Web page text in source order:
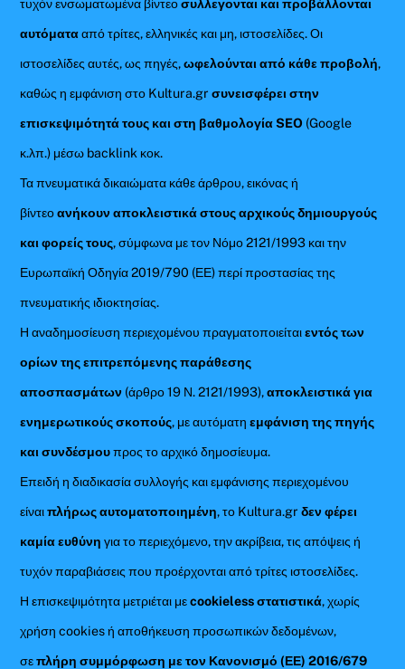
τυχόν ενσωματωμένα βίντεοσυλλεγονται και προβάλλονται
αυτόματααπό τρίτες, ελληνικές και μη, ιστοσελίδες. Οι
ιστοσελίδες αυτές, ως πηγές,ωφελούνται από κάθε προβολή,
καθώς η εμφάνιση στο Kultura.gr συνεισφέρει στην
επισκεψιμότητά τους και στη βαθμολογία SEO (Google
κ.λπ.) μέσω backlink κοκ.
Τα πνευματικά δικαιώματα κάθε άρθρου, εικόνας ή
βίντεοανήκουν αποκλειστικά στους αρχικούς δημιουργούς
και φορείς τους, σύμφωνα με τον Νόμο 2121/1993 και την
Ευρωπαϊκή Οδηγία 2019/790 (ΕΕ) περί προστασίας της
πνευματικής ιδιοκτησίας.
Η αναδημοσίευση περιεχομένου πραγματοποιείταιεντός των
ορίων της επιτρεπόμενης παράθεσης
αποσπασμάτων (άρθρο 19 Ν. 2121/1993),αποκλειστικά για
ενημερωτικούς σκοπούς, με αυτόματηεμφάνιση της πηγής
και συνδέσμουπρος το αρχικό δημοσίευμα.
Επειδή η διαδικασία συλλογής και εμφάνισης περιεχομένου
είναιπλήρως αυτοματοποιημένη, το Kultura.grδεν φέρει
καμία ευθύνη για το περιεχόμενο, την ακρίβεια, τις απόψεις ή
τυχόν παραβιάσεις που προέρχονται από τρίτες ιστοσελίδες.
Η επισκεψιμότητα μετριέται μεcookieless στατιστικά, χωρίς
χρήση cookies ή αποθήκευση προσωπικών δεδομένων,
σεπλήρη συμμόρφωση με τον Κανονισμό (ΕΕ) 2016/679